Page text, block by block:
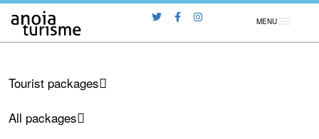
MENU
Tourist packages
All packages